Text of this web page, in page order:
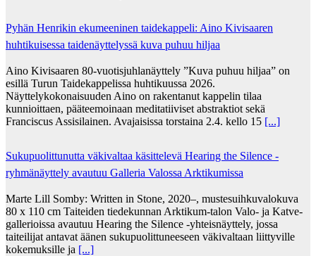
Pyhän Henrikin ekumeeninen taidekappeli: Aino Kivisaaren
huhtikuisessa taidenäyttelyssä kuva puhuu hiljaa
Aino Kivisaaren 80-vuotisjuhlanäyttely ”Kuva puhuu hiljaa” on
esillä Turun Taidekappelissa huhtikuussa 2026.
Näyttelykokonaisuuden Aino on rakentanut kappelin tilaa
kunnioittaen, pääteemoinaan meditatiiviset abstraktiot sekä
Franciscus Assisilainen. Avajaisissa torstaina 2.4. kello 15 [...]
Sukupuolittunutta väkivaltaa käsittelevä Hearing the Silence -
ryhmänäyttely avautuu Galleria Valossa Arktikumissa
Marte Lill Somby: Written in Stone, 2020–, mustesuihkuvalokuva
80 x 110 cm Taiteiden tiedekunnan Arktikum-talon Valo- ja Katve-
gallerioissa avautuu Hearing the Silence -yhteisnäyttely, jossa
taiteilijat antavat äänen sukupuolittuneeseen väkivaltaan liittyville
kokemuksille ja [...]